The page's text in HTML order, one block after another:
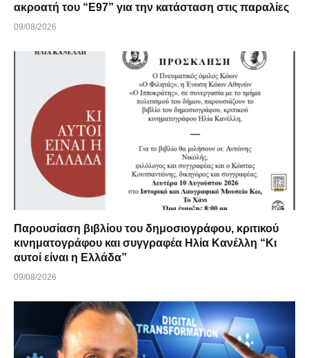
ακροατή του “Ε97” για την κατάσταση στις παραλίες
09/08/2026
Παρουσίαση βιβλίου του δημοσιογράφου, κριτικού
κινηματογράφου και συγγραφέα Ηλία Κανέλλη “Κι
αυτοί είναι η Ελλάδα”
09/08/2026